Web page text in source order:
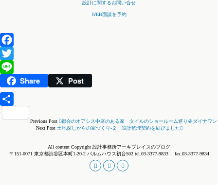
設計に関するお問い合せ
WEB面談を予約
Facebook
Twitter
Line Share Post
Previous Post
都会のオアシス中庭のある家 タイルのショールーム巡り＠ダイナワン
Next Post 土地探しからの家づくり-２ 設計監理契約を結びました
All content Copyright 設計事務所アーキプレイスのブログ
〒151-0071 東京都渋谷区本町1-20-2 パルムハウス初台502 tel.03-3377-9833 fax.03-3377-9834